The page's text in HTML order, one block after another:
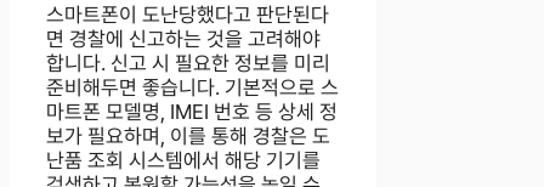
스마트폰이 도난당했다고 판단된다
면 경찰에 신고하는 것을 고려해야
합니다. 신고 시 필요한 정보를 미리
준비해두면 좋습니다. 기본적으로 스
마트폰 모델명, IMEI 번호 등 상세 정
보가 필요하며, 이를 통해 경찰은 도
난품 조회 시스템에서 해당 기기를